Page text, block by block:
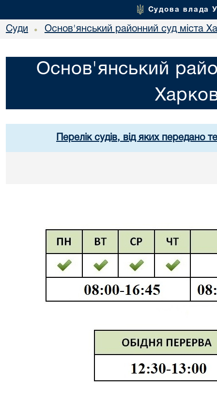
Судова влада
Суди • Основ'янський районний суд міста
Основ'янський
Перелік судів, від яких передано